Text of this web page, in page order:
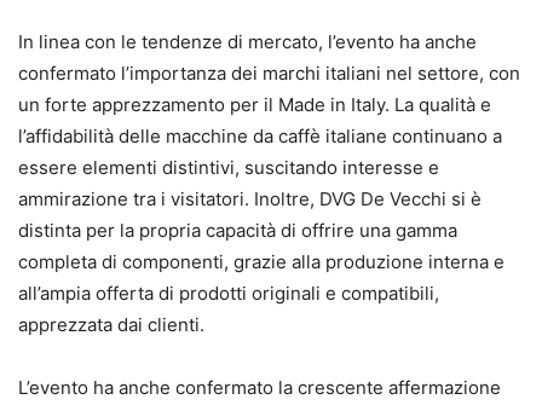
In linea con le tendenze di mercato, l’evento ha anche
confermato l’importanza dei marchi italiani nel settore, con
un forte apprezzamento per il Made in Italy. La qualità e
l’affidabilità delle macchine da caffè italiane continuano a
essere elementi distintivi, suscitando interesse e
ammirazione tra i visitatori. Inoltre, DVG De Vecchi si è
distinta per la propria capacità di offrire una gamma
completa di componenti, grazie alla produzione interna e
all’ampia offerta di prodotti originali e compatibili,
apprezzata dai clienti.
L’evento ha anche confermato la crescente affermazione